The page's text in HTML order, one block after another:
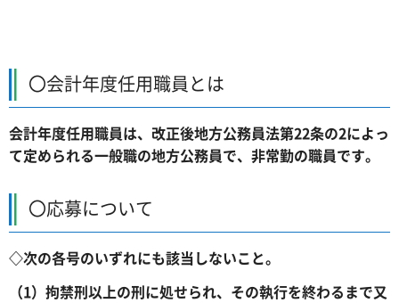
〇会計年度任用職員とは
会計年度任用職員は、改正後地方公務員法第22条の2によっ
て定められる一般職の地方公務員で、非常勤の職員です。
〇応募について
◇次の各号のいずれにも該当しないこと。
（1）拘禁刑以上の刑に処せられ、その執行を終わるまで又